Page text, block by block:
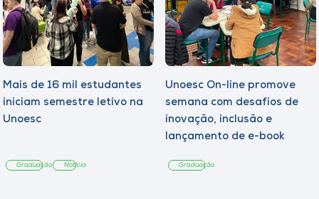
Mais de 16 mil estudantes
iniciam semestre letivo na
Unoesc
Graduação Notícia
Unoesc On-line promove
semana com desafios de
inovação, inclusão e
lançamento de e-book
Graduação